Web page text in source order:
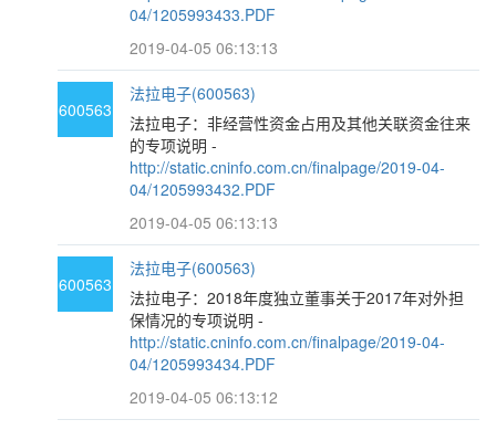
04/1205993433.PDF
2019-04-05 06:13:13
600563
法拉电子(600563)
法拉电子：非经营性资金占用及其他关联资金往来
的专项说明 -
http://static.cninfo.com.cn/finalpage/2019-04-
04/1205993432.PDF
2019-04-05 06:13:13
600563
法拉电子(600563)
法拉电子：2018年度独立董事关于2017年对外担
保情况的专项说明 -
http://static.cninfo.com.cn/finalpage/2019-04-
04/1205993434.PDF
2019-04-05 06:13:12